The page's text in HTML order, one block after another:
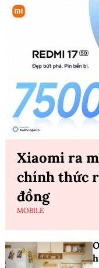
Xiaomi ra
chính thức
đồng
MOBILE